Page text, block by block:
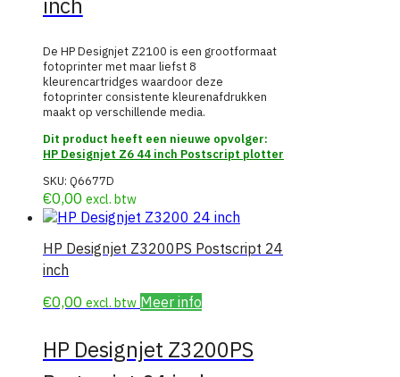
De HP Designjet Z2100 is een grootformaat
fotoprinter met maar liefst 8
kleurencartridges waardoor deze
fotoprinter consistente kleurenafdrukken
maakt op verschillende media.
Dit product heeft een nieuwe opvolger:
HP Designjet Z6 44 inch Postscript plotter
SKU: Q6677D
€0,00 excl. btw
HP Designjet Z3200PS Postscript 24
inch
€0,00 excl. btw Meer info
HP Designjet Z3200PS